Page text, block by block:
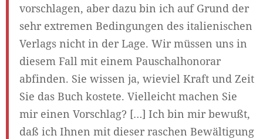
vorschlagen, aber dazu bin ich auf Grund der
sehr extremen Bedingungen des italienischen
Verlags nicht in der Lage. Wir müssen uns in
diesem Fall mit einem Pauschalhonorar
abfinden. Sie wissen ja, wieviel Kraft und Zeit
Sie das Buch kostete. Vielleicht machen Sie
mir einen Vorschlag? […] Ich bin mir bewußt,
daß ich Ihnen mit dieser raschen Bewältigung